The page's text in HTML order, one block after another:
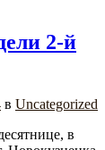
2-й
в Uncategorized
в